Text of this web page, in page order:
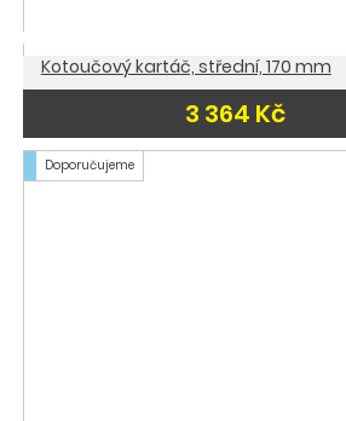
Kotoučový kartáč, střední, 170 mm
3 364 Kč
Doporučujeme